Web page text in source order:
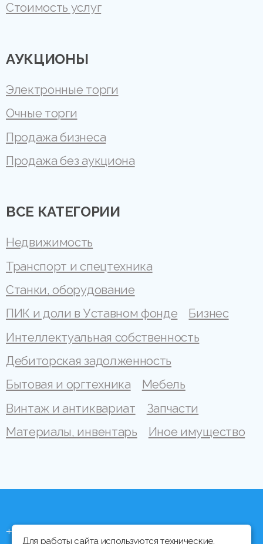
Стоимость услуг
АУКЦИОНЫ
Электронные торги
Очные торги
Продажа бизнеса
Продажа без аукциона
ВСЕ КАТЕГОРИИ
Недвижимость
Транспорт и спецтехника
Станки, оборудование
ПИК и доли в Уставном фонде
Бизнес
Интеллектуальная собственность
Дебиторская задолженность
Бытовая и оргтехника
Мебель
Винтаж и антиквариат
Запчасти
Материалы, инвентарь
Иное имущество
+375 (44) 704 92 06
Для работы сайта используются технические,